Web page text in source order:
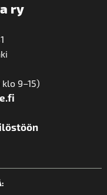
ry
9–15)